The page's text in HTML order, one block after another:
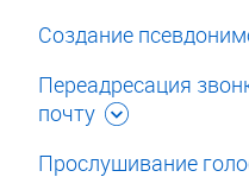
Создание
Переадресация
почту
Прослушивание